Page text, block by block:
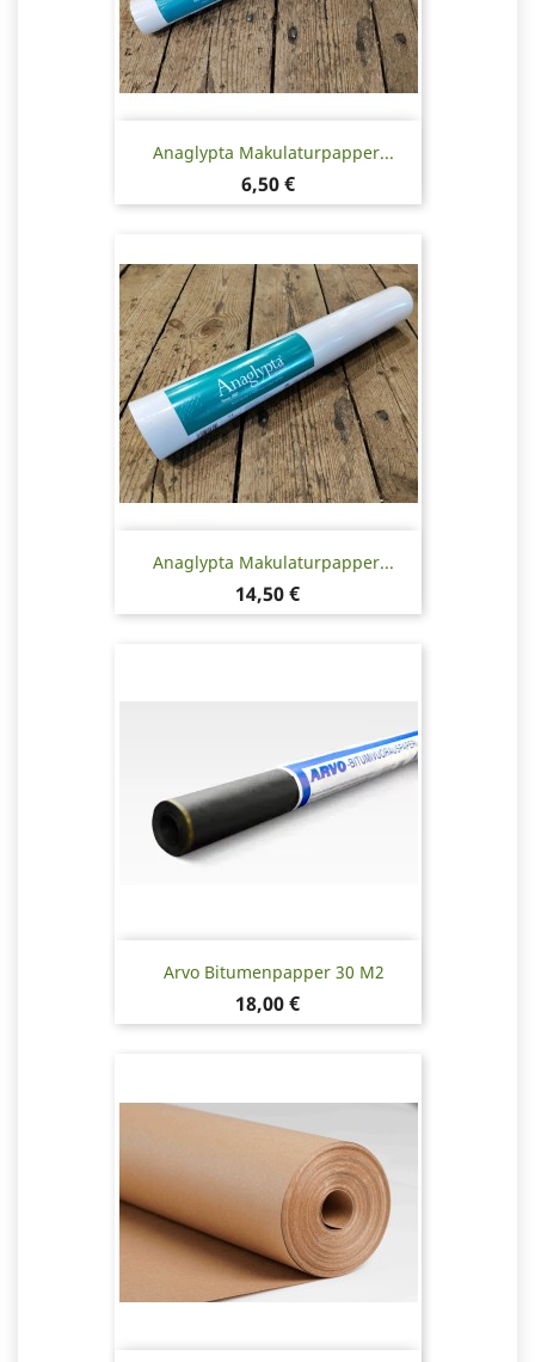
Anaglypta Makulaturpapper...
Pris
6,50 €
Anaglypta Makulaturpapper...
Pris
14,50 €
Arvo Bitumenpapper 30 M2
Pris
18,00 €